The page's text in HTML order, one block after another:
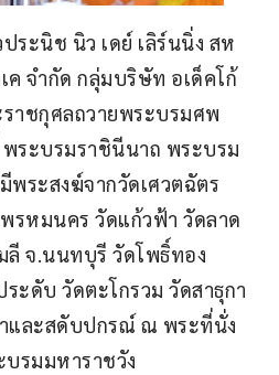
ประนิช นิว เดย์ เลิร์นนิ่ง สห
จำกัด กลุ่มบริษัท อเด็คโก้
าชกุศลถวายพระบรมศพ
พระบรมราชินีนาถ พระบรม
ระสงฆ์จากวัดเศวตฉัตร
รหมนคร วัดแก้วฟ้า วัดลาด
ลี จ.นนทบุรี วัดโพธิ์ทอง
ะดับ วัดตะโกรวม วัดสาธุกา
และสดับปกรณ์ ณ พระที่นั่ง
รมมหาราชวัง